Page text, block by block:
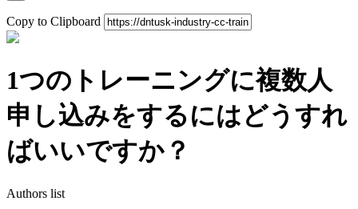
Copy to Clipboard
1つのトレーニングに複数人
申し込みをするにはどうすれ
ばいいですか？
Authors list